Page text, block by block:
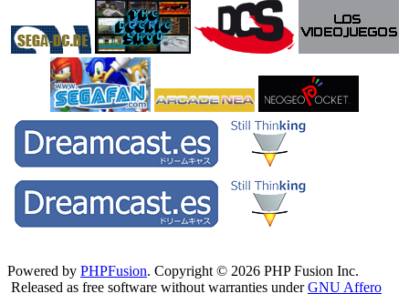
Powered by PHPFusion. Copyright © 2026 PHP Fusion Inc.
Released as free software without warranties underGNU Affero